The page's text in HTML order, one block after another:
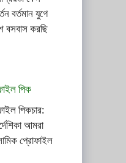
বর্তমান যুগে
বসবাস করছি
পিক
পিকচার:
আমরা
প্রোফাইল